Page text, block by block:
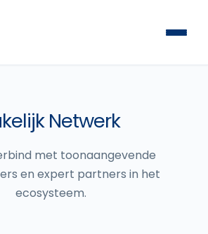
Netwerk
met toonaangevende
en expert partners in het
ecosysteem.